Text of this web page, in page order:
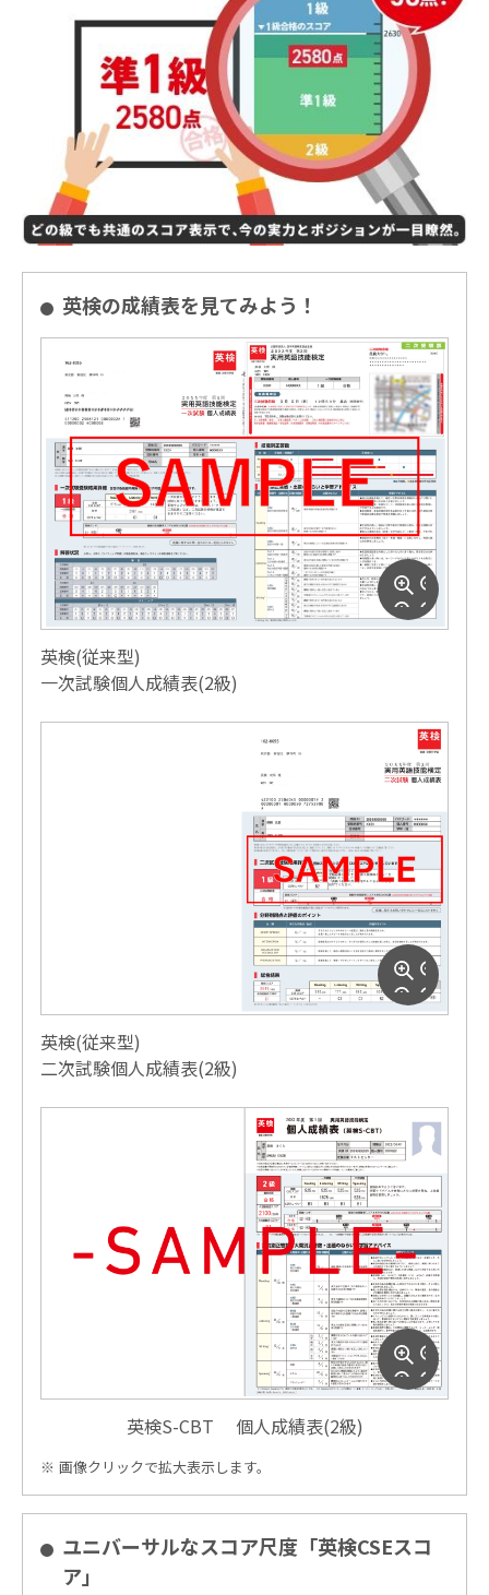
英検の成績表を見てみよう！
英検(従来型)
一次試験個人成績表(2級)
英検(従来型)
二次試験個人成績表(2級)
英検S-CBT 個人成績表(2級)
画像クリックで拡大表示します。
ユニバーサルなスコア尺度「英検CSEスコ
ア」